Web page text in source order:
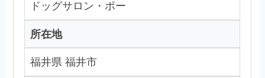
ドッグサロン・ポー
所在地
福井県 福井市